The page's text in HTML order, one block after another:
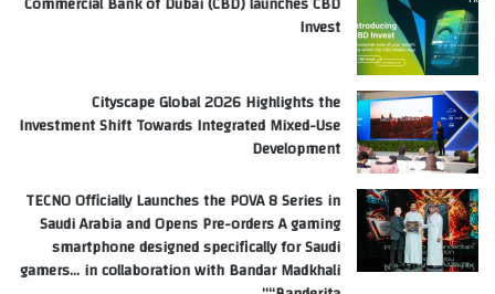
Invest
Cityscape Global 2026 Highlights the
Investment Shift Towards Integrated Mixed-Use
Development
TECNO Officially Launches the POVA 8 Series in
Saudi Arabia and Opens Pre-orders A gaming
smartphone designed specifically for Saudi
gamers… in collaboration with Bandar Madkhali